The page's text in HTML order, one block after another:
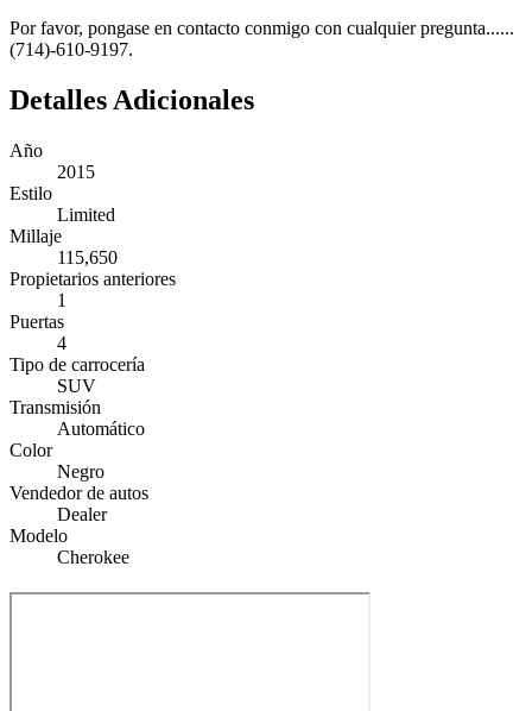
Por favor, pongase en contacto conmigo con cualquier pregunta......
(714)-610-9197.
Detalles Adicionales
Año
2015
Estilo
Limited
Millaje
115,650
Propietarios anteriores
1
Puertas
4
Tipo de carrocería
SUV
Transmisión
Automático
Color
Negro
Vendedor de autos
Dealer
Modelo
Cherokee